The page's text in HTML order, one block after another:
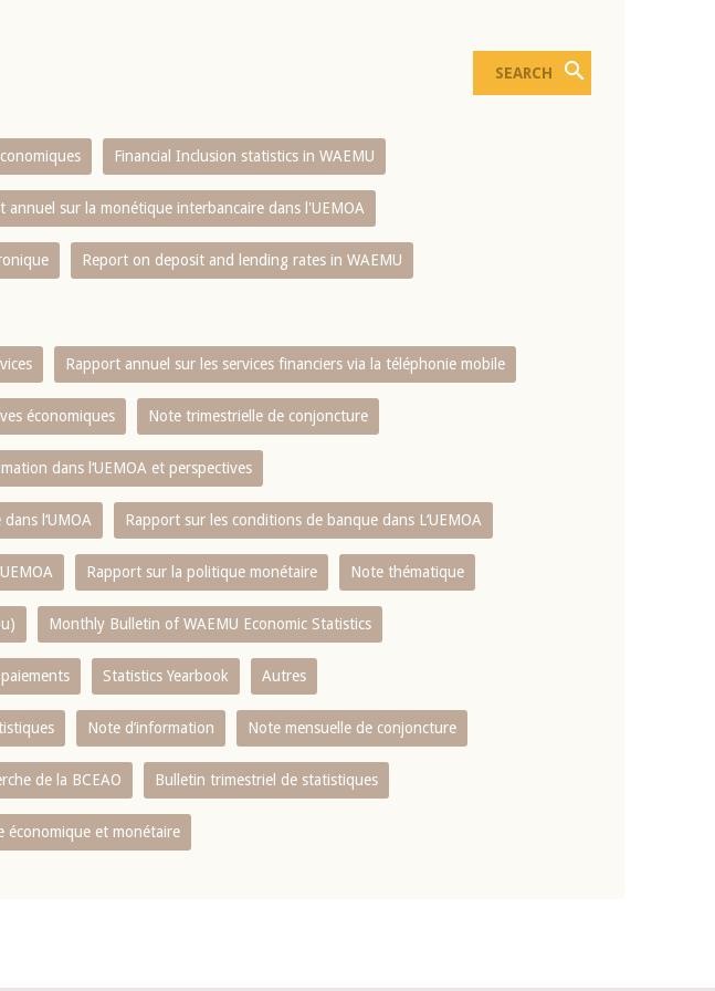
Financial Inclusion statistics in WAEMU
annuel sur la monétique interbancaire dans l'UEMOA
Report on deposit and lending rates in WAEMU
Rapport annuel sur les services financiers via la téléphonie mobile
économiques Note trimestrielle de conjoncture
dans l‘UEMOA et perspectives
l‘UMOA Rapport sur les conditions de banque dans L‘UEMOA
Rapport sur la politique monétaire Note thématique
Monthly Bulletin of WAEMU Economic Statistics
Statistics Yearbook Autres
Note d’information Note mensuelle de conjoncture
de la BCEAO Bulletin trimestriel de statistiques
économique et monétaire